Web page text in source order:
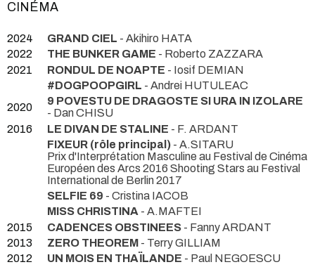
CINÉMA
2024 GRAND CIEL - Akihiro HATA
2022
THE BUNKER GAME - Roberto ZAZZARA
2021
RONDUL DE NOAPTE - Iosif DEMIAN
#DOGPOOPGIRL - Andrei HUTULEAC
2020
9 POVESTU DE DRAGOSTE SI URA IN IZOLARE
- Dan CHISU
2016
LE DIVAN DE STALINE - F. ARDANT
FIXEUR (rôle principal) - A.SITARU
Prix d'Interprétation Masculine au Festival de Cinéma
Européen des Arcs 2016 Shooting Stars au Festival
International de Berlin 2017
SELFIE 69 - Cristina IACOB
MISS CHRISTINA - A.MAFTEI
2015
CADENCES OBSTINEES - Fanny ARDANT
2013
ZERO THEOREM - Terry GILLIAM
2012
UN MOIS EN THAÏLANDE - Paul NEGOESCU